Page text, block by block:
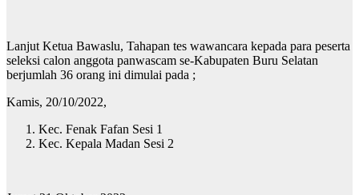
Lanjut Ketua Bawaslu, Tahapan tes wawancara kepada para peserta
seleksi calon anggota panwascam se-Kabupaten Buru Selatan
berjumlah 36 orang ini dimulai pada ;
Kamis, 20/10/2022,
Kec. Fenak Fafan Sesi 1
Kec. Kepala Madan Sesi 2